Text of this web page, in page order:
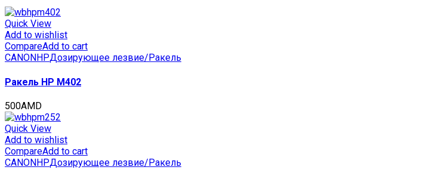
iR
ADVANCE
DX
C5840i/5850i
(CET),
quantity
Quick View
Add to wishlist
CompareAdd to cart
CANON HPДозирующее лезвие/Ракель
Ракель HP M402
500AMD
Quick View
Add to wishlist
CompareAdd to cart
CANONHPДозирующее лезвие/Ракель